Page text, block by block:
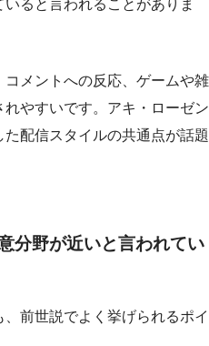
ると言われることがありま
メントへの反応、ゲームや雑
やすいです。アキ・ローゼン
配信スタイルの共通点が話題
分野が近いと言われてい
前世説でよく挙げられるポイ